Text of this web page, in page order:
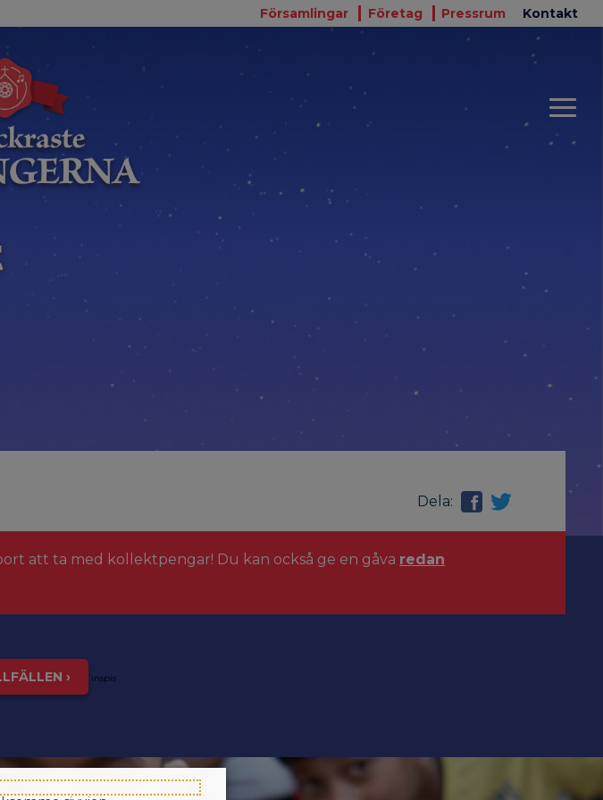
Församlingar Företag Pressrum Kontakt
Dela:
att ta med kollektpengar! Du kan också ge en gåva redan
› inspis